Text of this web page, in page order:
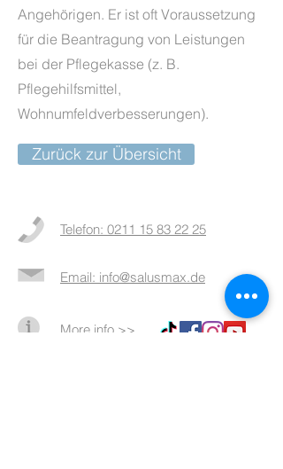
Angehörigen. Er ist oft Voraussetzung
für die Beantragung von Leistungen
bei der Pflegekasse (z. B.
Pflegehilfsmittel,
Wohnumfeldverbesserungen).
Zurück zur Übersicht
Telefon: 0211 15 83 22 25
Email: info@salusmax.de
More info >>